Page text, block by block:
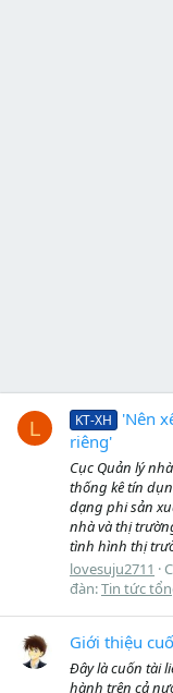
L KT-XH
'Nên
riêng'
Cục Quản lý
thống kê tín
dạng phi sản
nhà và thị
tình hình thị
lovesuju2711
đàn:Tin tức
Giới thiệu
Đây là cuốn tài
hành trên cả